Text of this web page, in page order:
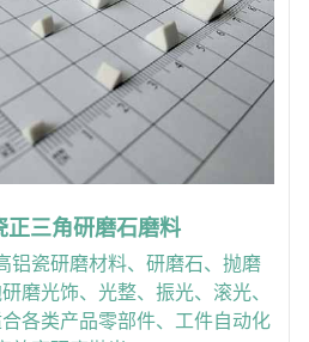
正三角研磨石磨料
铝瓷研磨材料、研磨石、抛磨
磨光饰、光整、振光、滚光、
各类产品零部件、工件自动化